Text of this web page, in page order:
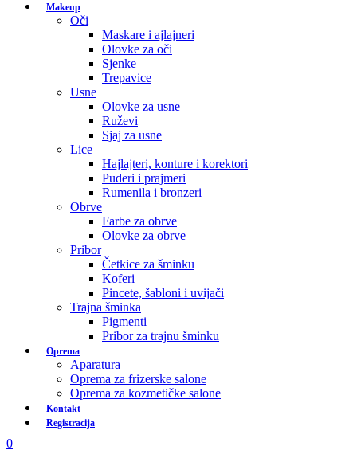
Makeup
Oči
Maskare i ajlajneri
Olovke za oči
Sjenke
Trepavice
Usne
Olovke za usne
Ruževi
Sjaj za usne
Lice
Hajlajteri, konture i korektori
Puderi i prajmeri
Rumenila i bronzeri
Obrve
Farbe za obrve
Olovke za obrve
Pribor
Četkice za šminku
Koferi
Pincete, šabloni i uvijači
Trajna šminka
Pigmenti
Pribor za trajnu šminku
Oprema
Aparatura
Oprema za frizerske salone
Oprema za kozmetičke salone
Kontakt
Registracija
0